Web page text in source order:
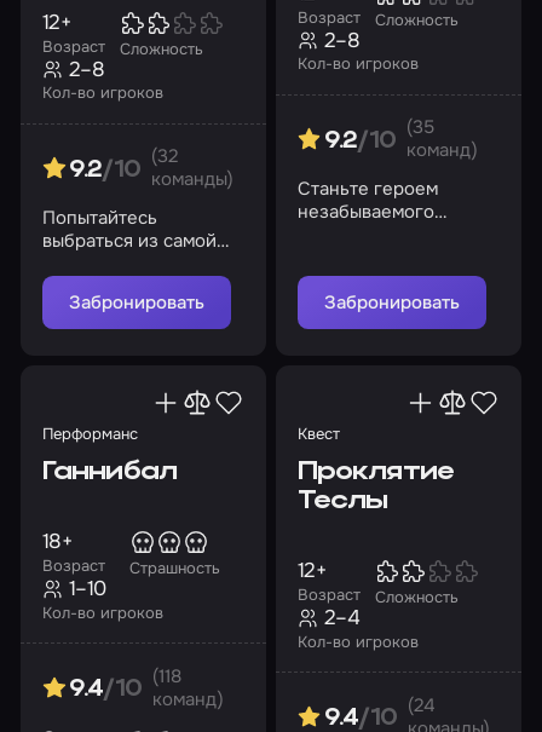
Возраст
12+
Сложность
Кол-во игроков
2–8
9.2/10
(32
команды)
Попытайтесь
выбраться из самой
включив силу
интеллекта
Забронировать
Возраст Сложность
Кол-во игроков
2–8
9.2/10
(35
команд)
Станьте героем
незабываемого
апокалипсис
Забронировать
Перформанс
Ганнибал
Возраст
18+
Страшность
Кол-во игроков
1–10
9.4/10
(118
команд)
Квест
Проклятие
Теслы
Возраст
12+
Сложность
Кол-во игроков
2–4
9.4/10
(24